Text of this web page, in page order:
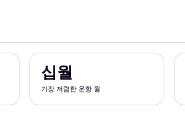
가장 저렴한 운항 월
십월